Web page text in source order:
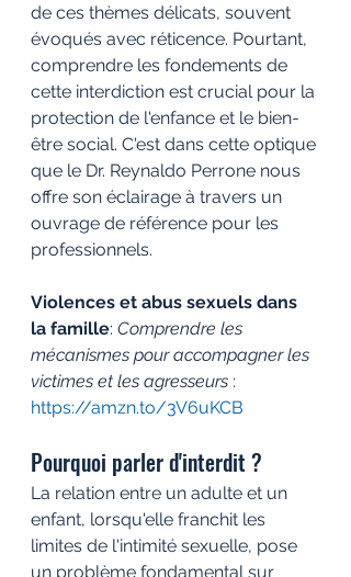
de ces thèmes délicats, souvent
évoqués avec réticence. Pourtant,
comprendre les fondements de
cette interdiction est crucial pour la
protection de l'enfance et le bien-
être social. C'est dans cette optique
que le Dr. Reynaldo Perrone nous
offre son éclairage à travers un
ouvrage de référence pour les
professionnels.
Violences et abus sexuels dans
la famille: Comprendre les
mécanismes pour accompagner les
victimes et les agresseurs :
https://amzn.to/3V6uKCB
Pourquoi parler d'interdit ?
La relation entre un adulte et un
enfant, lorsqu'elle franchit les
limites de l'intimité sexuelle, pose
un problème fondamental sur